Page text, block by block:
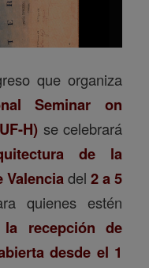
que organiza
Seminar on
H) se celebrará
de la
Valenciadel2 a 5
quienes estén
la recepción de
desde el 1